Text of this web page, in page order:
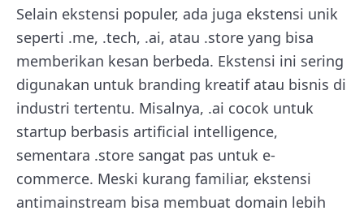
Selain ekstensi populer, ada juga ekstensi unik
seperti .me, .tech, .ai, atau .store yang bisa
memberikan kesan berbeda. Ekstensi ini sering
digunakan untuk branding kreatif atau bisnis di
industri tertentu. Misalnya, .ai cocok untuk
startup berbasis artificial intelligence,
sementara .store sangat pas untuk e-
commerce. Meski kurang familiar, ekstensi
antimainstream bisa membuat domain lebih